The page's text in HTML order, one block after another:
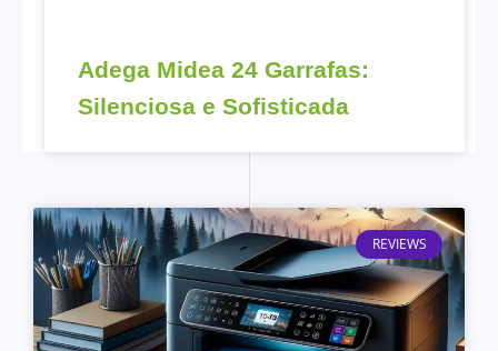
Adega Midea 24 Garrafas:
Silenciosa e Sofisticada
REVIEWS